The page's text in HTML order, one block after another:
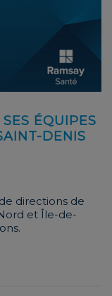
ÉQUIPES
DENIS
directions de
et Île-de-